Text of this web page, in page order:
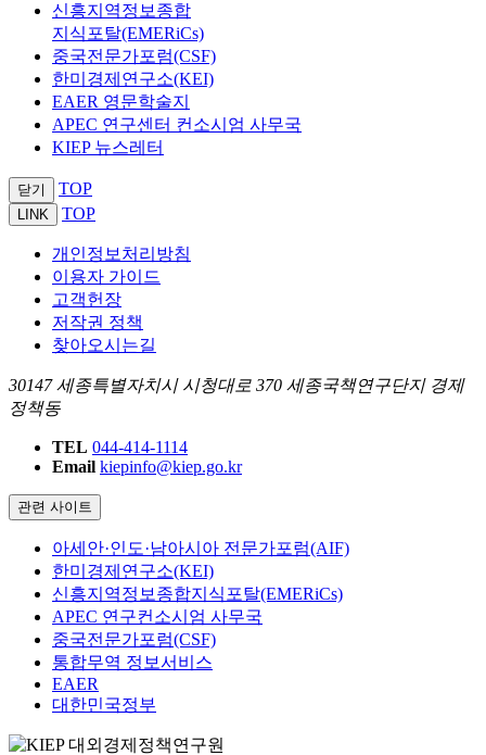
신흥지역정보종합
지식포탈(EMERiCs)
중국전문가포럼(CSF)
한미경제연구소(KEI)
EAER 영문학술지
APEC 연구센터 컨소시엄 사무국
KIEP 뉴스레터
닫기 TOP
LINK TOP
개인정보처리방침
이용자 가이드
고객헌장
저작권 정책
찾아오시는길
30147 세종특별자치시 시청대로 370 세종국책연구단지 경제
정책동
TEL 044-414-1114
Email kiepinfo@kiep.go.kr
관련 사이트
아세안·인도·남아시아 전문가포럼(AIF)
한미경제연구소(KEI)
신흥지역정보종합지식포탈(EMERiCs)
APEC 연구컨소시엄 사무국
중국전문가포럼(CSF)
통합무역 정보서비스
EAER
대한민국정부